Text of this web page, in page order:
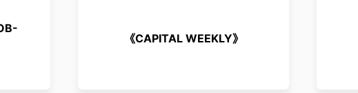
《CAPITAL WEEKLY》